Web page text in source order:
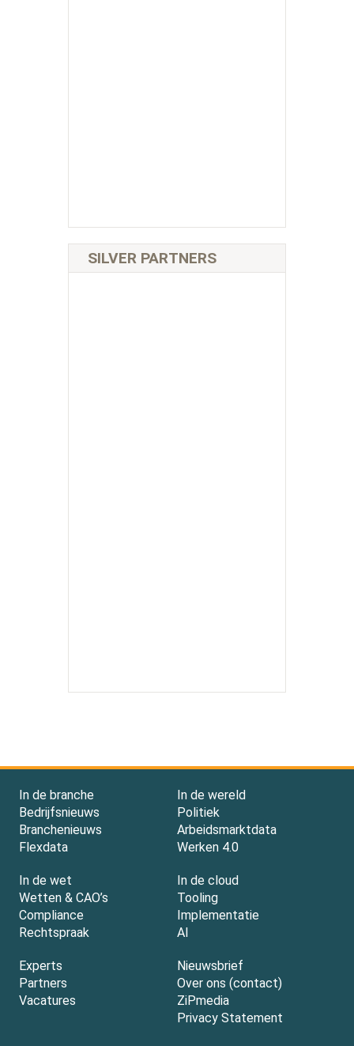
SILVER PARTNERS
In de branche
Bedrijfsnieuws
Branchenieuws
Flexdata
In de wereld
Politiek
Arbeidsmarktdata
Werken 4.0
In de wet
Wetten & CAO’s
Compliance
Rechtspraak
In de cloud
Tooling
Implementatie
AI
Experts
Partners
Vacatures
Nieuwsbrief
Over ons (contact)
ZiPmedia
Privacy Statement